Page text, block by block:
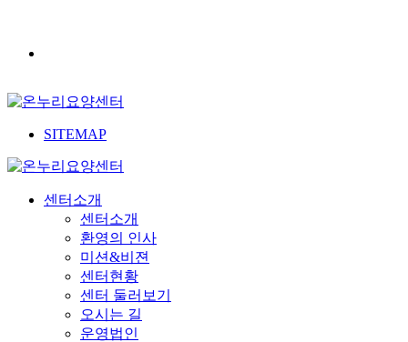
SITEMAP
센터소개
센터소개
환영의 인사
미션&비젼
센터현황
센터 둘러보기
오시는 길
운영법인